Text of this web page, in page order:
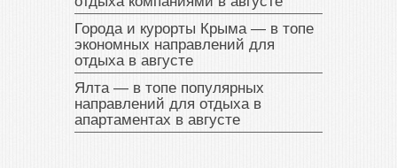
Города и курорты Крыма — в топе
экономных направлений для
отдыха в августе
Ялта — в топе популярных
направлений для отдыха в
апартаментах в августе